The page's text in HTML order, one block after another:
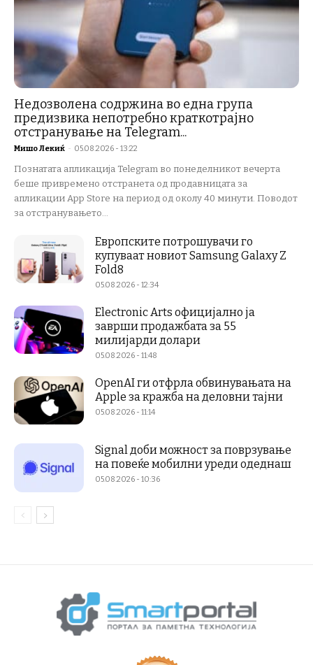
Недозволена содржина во една група
предизвика непотребно краткотрајно
отстранување на Telegram...
Мишо Лекиќ - 05.08.2026 - 13:22
Познатата апликација Telegram во понеделникот вечерта
беше привремено отстранета од продавницата за
апликации App Store на период од околу 40 минути. Поводот
за отстранувањето...
Европските потрошувачи го
купуваат новиот Samsung Galaxy Z
Fold8
05.08.2026 - 12:34
Electronic Arts официјално ја
заврши продажбата за 55
милијарди долари
05.08.2026 - 11:48
OpenAI ги отфрла обвинувањата на
Apple за кражба на деловни тајни
05.08.2026 - 11:14
Signal доби можност за поврзување
на повеќе мобилни уреди одеднаш
05.08.2026 - 10:36